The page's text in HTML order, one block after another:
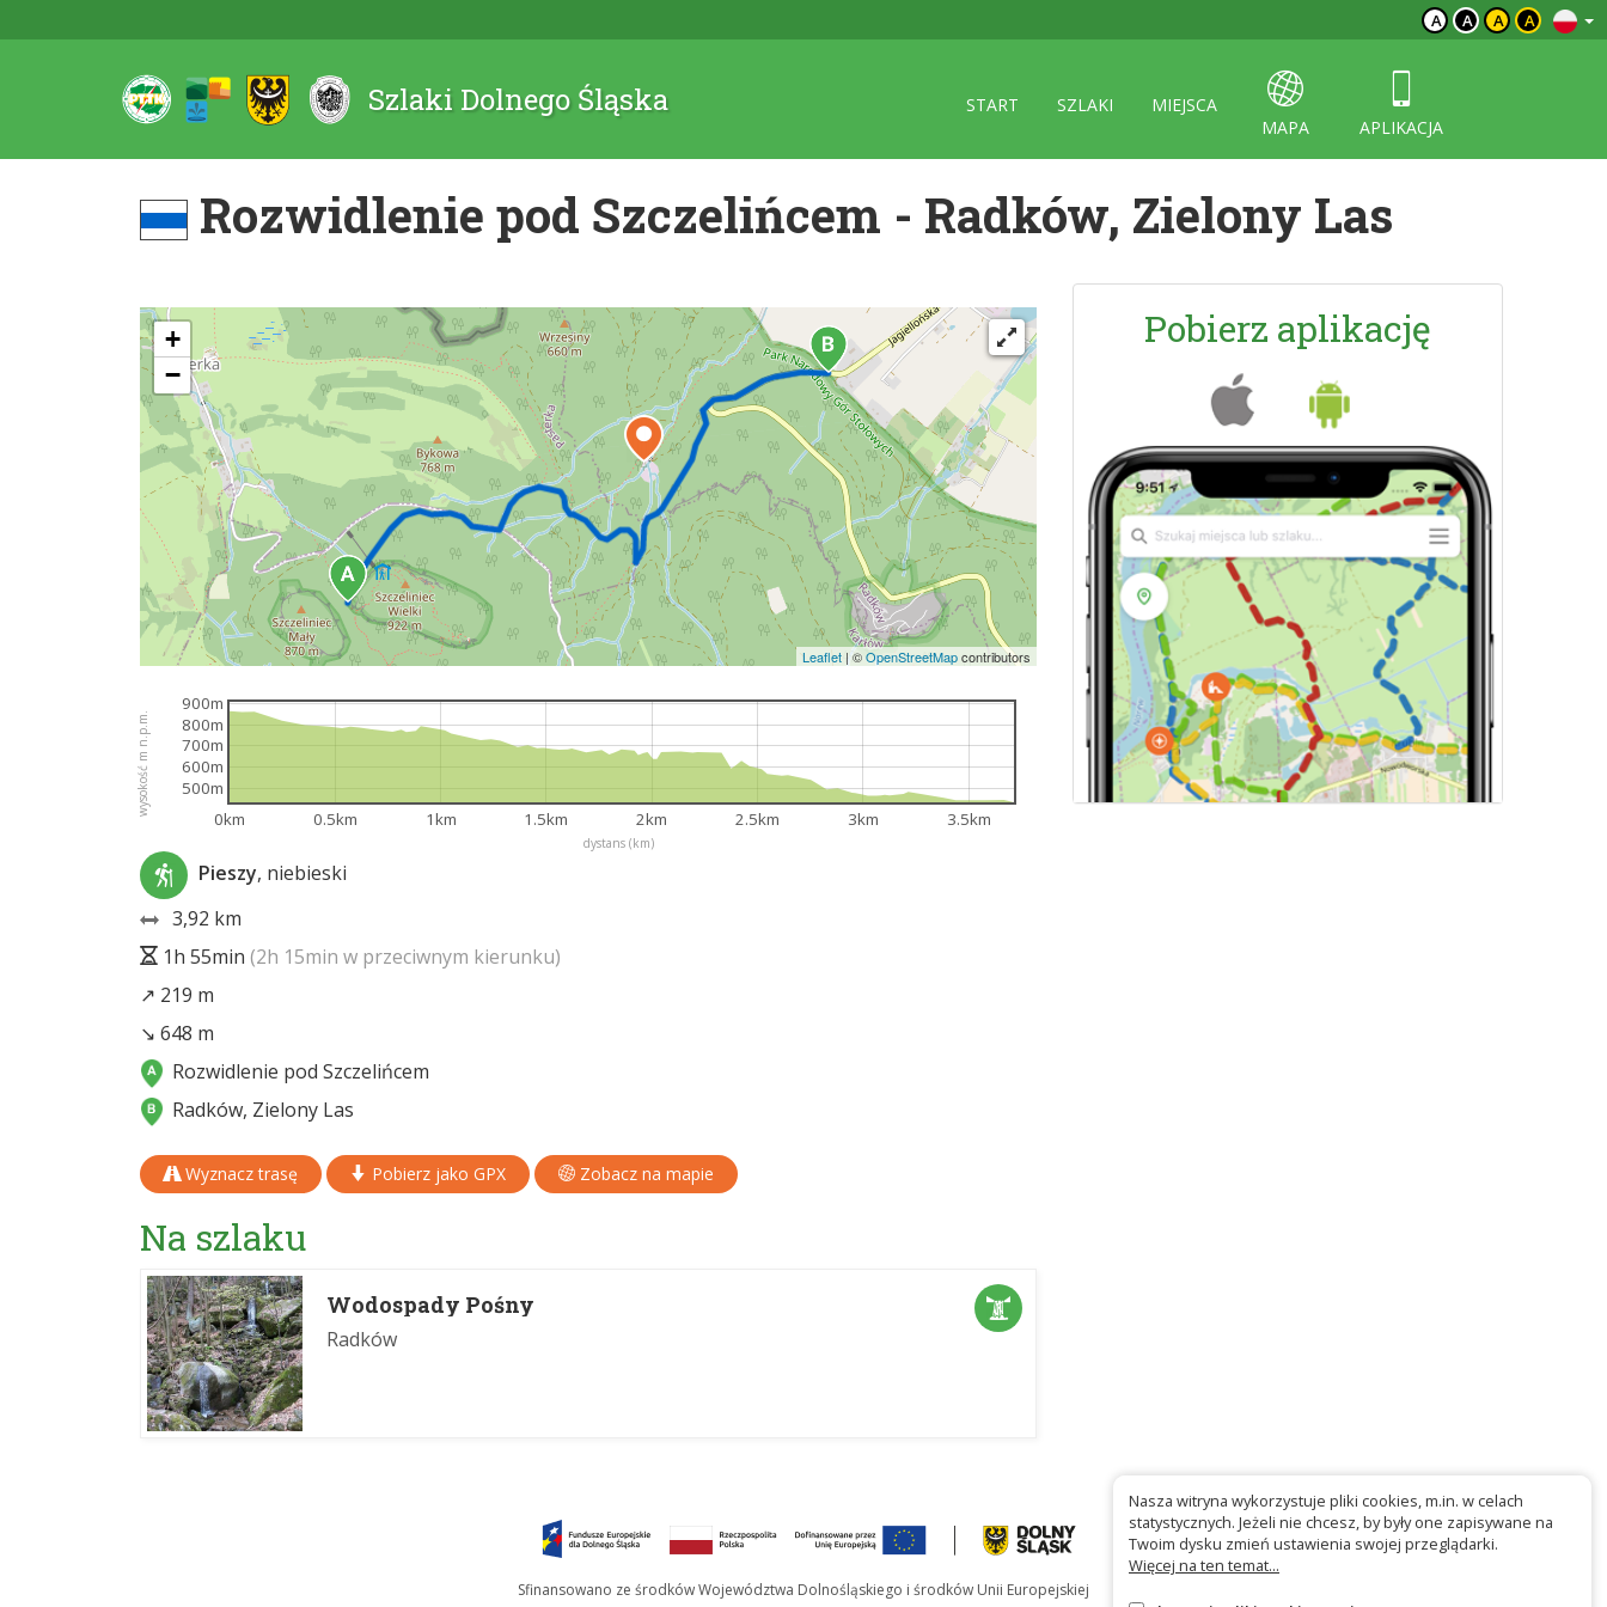
A A A A
Szlaki Dolnego Śląska START SZLAKI
MIEJSCA
MAPA
APLIKACJA
Rozwidlenie pod Szczelińcem - Radków, Zielony Las
+
−
Leaflet |©OpenStreetMapcontributors
dystans (km)
wysokość m n.p.m.
0km 0.5km 1km 1.5km 2km 2.5km 3km 3.5km
500m
600m
700m
800m
900m
Pieszy, niebieski
3,92 km
1h 55min (2h 15min w przeciwnym kierunku)
↗ 219 m
↘ 648 m
Rozwidlenie pod Szczelińcem
Radków, Zielony Las
Wyznacz trasę Pobierz jako GPX Zobacz na mapie
Na szlaku
Wodospady Pośny
Radków
Pobierz aplikację
Sfinansowano ze środków Województwa Dolnośląskiego i środków Unii Europejskiej
Nasza witryna wykorzystuje pliki cookies, m.in. w celach
statystycznych. Jeżeli nie chcesz, by były one zapisywane na
Twoim dysku zmień ustawienia swojej przeglądarki.
Więcej na ten temat...